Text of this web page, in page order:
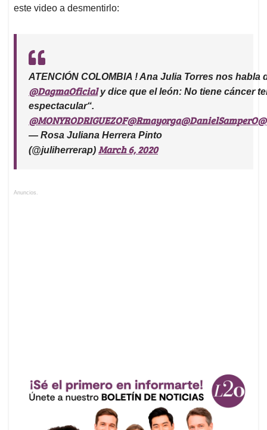
p
o
I
este video a desmentirlo:
ATENCIÓN COLOMBIA ! Ana Julia Torres nos
@DagmaOficialy dice que el león: No tiene cáncer
espectacular“.
@MONYRODRIGUEZOF@Rmayorga@DanielSamperO
— Rosa Juliana Herrera Pinto
(@juliherrerap) March 6, 2020
Anuncios.